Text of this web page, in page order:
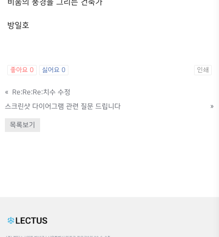
비움의 풍경을 그리는 건축가
방일호
좋아요 0 싫어요 0 인쇄
« Re:Re:Re:치수 수정
스크린샷 다이어그램 관련 질문 드립니다
»
목록보기